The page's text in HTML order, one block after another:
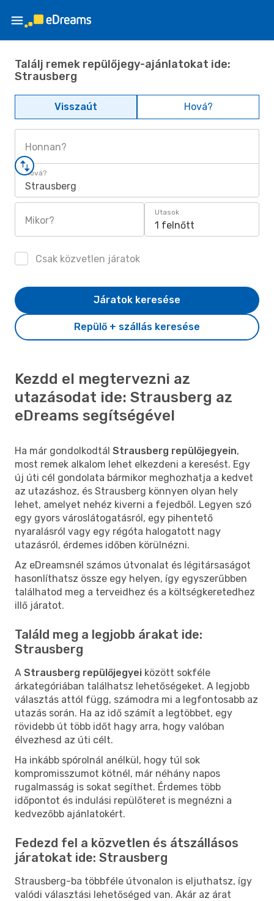
Találj remek repülőjegy-ajánlatokat ide:
Strausberg
Visszaút Hová?
Honnan?
Hová?
Strausberg
Mikor?
Utasok
1 felnőtt
Csak közvetlen járatok
Repülő + szállás keresése
Járatok keresése
Kezdd el megtervezni az
utazásodat ide: Strausberg az
eDreams segítségével
Ha már gondolkodtál Strausberg repülőjegyein,
most remek alkalom lehet elkezdeni a keresést. Egy
új úti cél gondolata bármikor meghozhatja a kedvet
az utazáshoz, és Strausberg könnyen olyan hely
lehet, amelyet nehéz kiverni a fejedből. Legyen szó
egy gyors városlátogatásról, egy pihentető
nyaralásról vagy egy régóta halogatott nagy
utazásról, érdemes időben körülnézni.
Az eDreamsnél számos útvonalat és légitársaságot
hasonlíthatsz össze egy helyen, így egyszerűbben
találhatod meg a terveidhez és a költségkeretedhez
illő járatot.
Találd meg a legjobb árakat ide:
Strausberg
A Strausberg repülőjegyei között sokféle
árkategóriában találhatsz lehetőségeket. A legjobb
választás attól függ, számodra mi a legfontosabb az
utazás során. Ha az idő számít a legtöbbet, egy
rövidebb út több időt hagy arra, hogy valóban
élvezhesd az úti célt.
Ha inkább spórolnál anélkül, hogy túl sok
kompromisszumot kötnél, már néhány napos
rugalmasság is sokat segíthet. Érdemes több
időpontot és indulási repülőteret is megnézni a
kedvezőbb ajánlatokért.
Fedezd fel a közvetlen és átszállásos
járatokat ide: Strausberg
Strausberg-ba többféle útvonalon is eljuthatsz, így
valódi választási lehetőséged van. Akár az árat